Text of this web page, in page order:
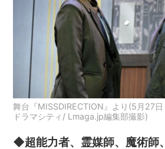
舞台『MISSDIRECTION』より(5月27
ドラマシティ/ Lmaga.jp編集部撮影)
◆超能力者、霊媒師、魔術師